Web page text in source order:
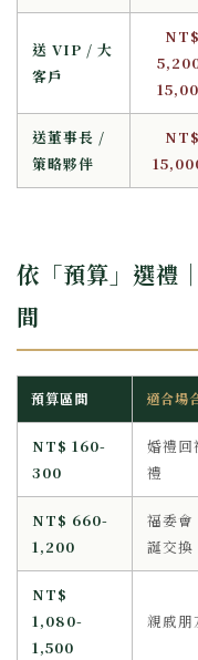
送 VIP / 大
客戶
NT$
送董事長 /
策略夥伴
NT$
依「預算」選禮
間
預算區間 適合場
NT$ 160-
300
婚禮回
禮
NT$ 660-
1,200
福委會
誕交換
NT$
1,080-
1,500
親戚朋